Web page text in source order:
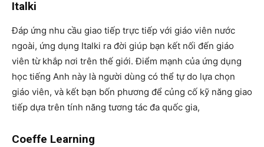
Italki
Đáp ứng nhu cầu giao tiếp trực tiếp với giáo viên nước
ngoài, ứng dụng Italki ra đời giúp bạn kết nối đến giáo
viên từ khắp nơi trên thế giới. Điểm mạnh của ứng dụng
học tiếng Anh này là người dùng có thể tự do lựa chọn
giáo viên, và kết bạn bốn phương để củng cố kỹ năng giao
tiếp dựa trên tính năng tương tác đa quốc gia,
Coeffe Learning